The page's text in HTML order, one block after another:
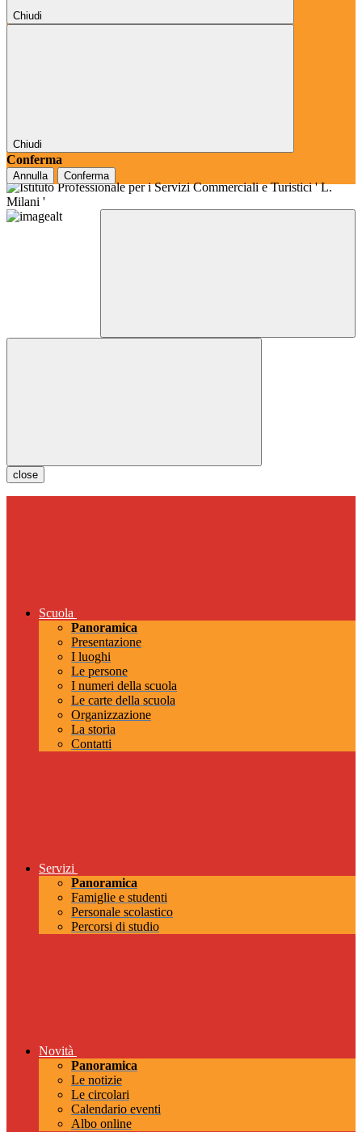
Chiudi
Chiudi
Conferma
Annulla Conferma
close
Scuola
Panoramica
Presentazione
I luoghi
Le persone
I numeri della scuola
Le carte della scuola
Organizzazione
La storia
Contatti
Servizi
Panoramica
Famiglie e studenti
Personale scolastico
Percorsi di studio
Novità
Panoramica
Le notizie
Le circolari
Calendario eventi
Albo online